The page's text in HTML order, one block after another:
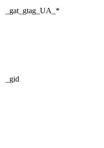
_gat_gtag_UA_*
_gid